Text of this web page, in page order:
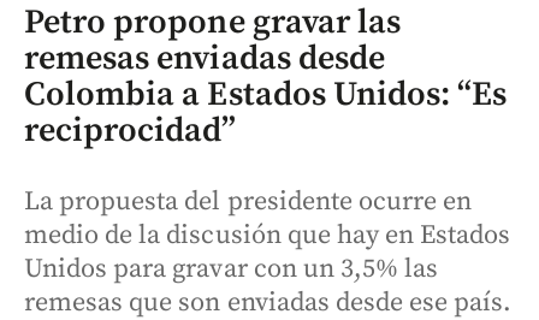
Petro propone gravar las
remesas enviadas desde
Colombia a Estados Unidos: “Es
reciprocidad”
La propuesta del presidente ocurre en
medio de la discusión que hay en Estados
Unidos para gravar con un 3,5% las
remesas que son enviadas desde ese país.